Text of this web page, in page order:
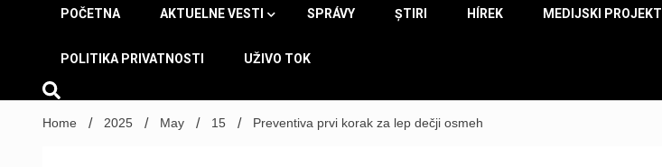
POČETNA AKTUELNE VESTI SPRÁVY ȘTIRI HÍREK MEDIJSKI PROJEKTI
POLITIKA PRIVATNOSTI UŽIVO TOK
Home 2025 May 15 Preventiva prvi korak za lep dečji osmeh